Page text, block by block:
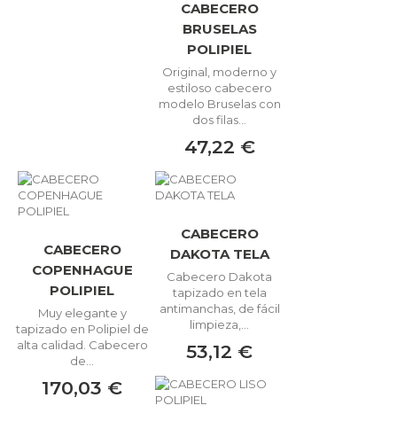
CABECERO
BRUSELAS
POLIPIEL
Original, moderno y
estiloso cabecero
modelo Bruselas con
dos filas...
47,22 €
CABECERO
COPENHAGUE
POLIPIEL
Muy elegante y
tapizado en Polipiel de
alta calidad. Cabecero
de...
170,03 €
CABECERO
DAKOTA TELA
Cabecero Dakota
tapizado en tela
antimanchas, de fácil
limpieza,...
53,12 €